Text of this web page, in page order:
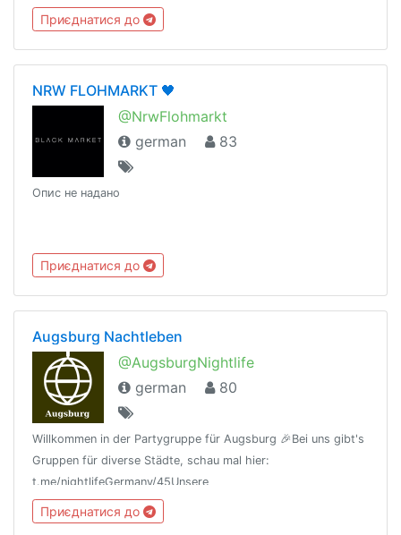
Regeln:t.me/nightlifeGermany/44Offtopic
Gruppe:https://t.me/NightlifeGermanySandbox
Приєднатися до
NRW FLOHMARKT 🖤
@NrwFlohmarkt
german
83
Опис не надано
Приєднатися до
Augsburg Nachtleben
@AugsburgNightlife
german
80
Willkommen in der Partygruppe für Augsburg 🎉Bei uns gibt's
Gruppen für diverse Städte, schau mal hier:
t.me/nightlifeGermany/45Unsere
Regeln:t.me/nightlifeGermany/44Offtopic
Gruppe:https://t.me/NightlifeGermanySandbox
Приєднатися до